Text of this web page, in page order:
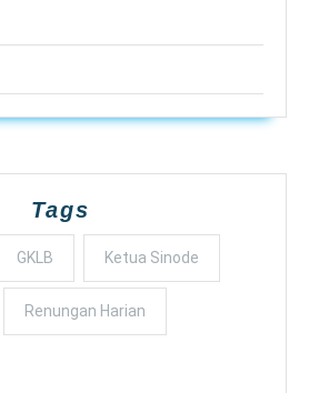
Tags
GKLB Ketua Sinode
Renungan Harian